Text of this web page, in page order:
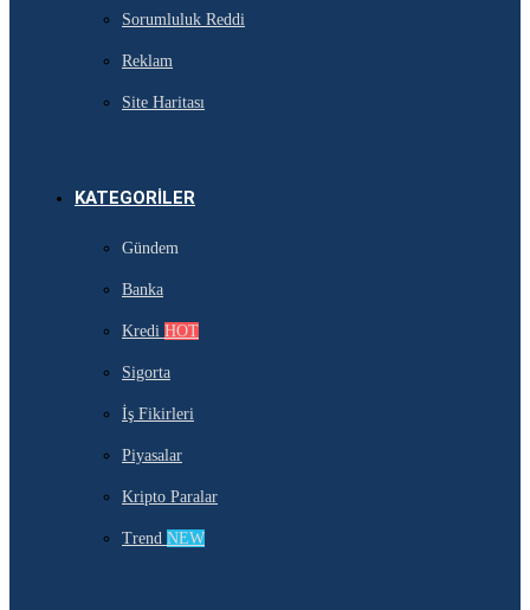
Sorumluluk Reddi
Reklam
Site Haritası
KATEGORILER
Gündem
Banka
Kredi HOT
Sigorta
İş Fikirleri
Piyasalar
Kripto Paralar
Trend NEW